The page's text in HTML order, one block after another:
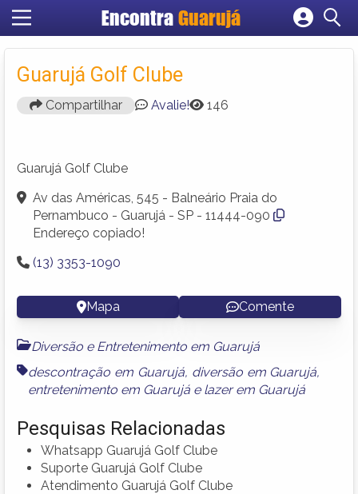
Encontra Guarujá
Cadastrar empresa
Criar conta
Guarujá Golf Clube
Compartilhar Avalie! 146
Guarujá Golf Clube
Av das Américas, 545 - Balneário Praia do
Pernambuco - Guarujá - SP - 11444-090
Endereço copiado!
(13) 3353-1090
Mapa Comente
Diversão e Entretenimento em Guarujá
descontração em Guarujá, diversão em Guarujá,
entretenimento em Guarujá e lazer em Guarujá
Pesquisas Relacionadas
Whatsapp Guarujá Golf Clube
Suporte Guarujá Golf Clube
Atendimento Guarujá Golf Clube